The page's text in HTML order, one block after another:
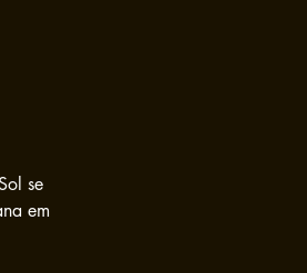
se
em